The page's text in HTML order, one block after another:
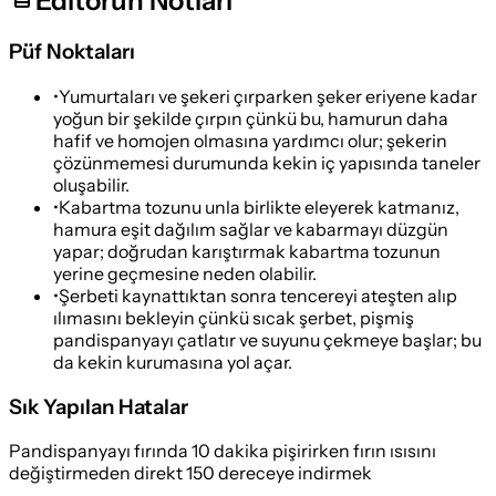
Püf Noktaları
•Yumurtaları ve şekeri çırparken şeker eriyene kadar
yoğun bir şekilde çırpın çünkü bu, hamurun daha
hafif ve homojen olmasına yardımcı olur; şekerin
çözünmemesi durumunda kekin iç yapısında taneler
oluşabilir.
•Kabartma tozunu unla birlikte eleyerek katmanız,
hamura eşit dağılım sağlar ve kabarmayı düzgün
yapar; doğrudan karıştırmak kabartma tozunun
yerine geçmesine neden olabilir.
•Şerbeti kaynattıktan sonra tencereyi ateşten alıp
ılımasını bekleyin çünkü sıcak şerbet, pişmiş
pandispanyayı çatlatır ve suyunu çekmeye başlar; bu
da kekin kurumasına yol açar.
Sık Yapılan Hatalar
Pandispanyayı fırında 10 dakika pişirirken fırın ısısını
değiştirmeden direkt 150 dereceye indirmek